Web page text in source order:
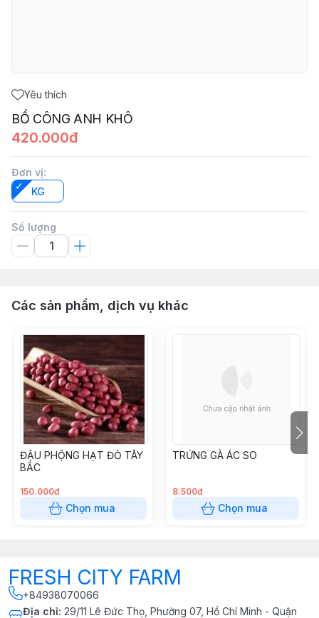
Yêu thích
BỒ CÔNG ANH KHÔ
420.000đ
Đơn vị:
KG
Số lượng
Các sản phẩm, dịch vụ khác
ĐẬU PHỘNG HẠT ĐỎ TÂY
BẮC
150.000đ
Chọn mua
TRỨNG GÀ ÁC SO
8.500đ
Chọn mua
FRESH CITY FARM
+84938070066
Địa chỉ: 29/11 Lê Đức Thọ, Phường 07, Hồ Chí Minh - Quận